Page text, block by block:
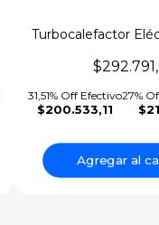
Turbocalefactor
Towerflame
31,51% Off Efectivo
$200.533,11
27%
Agregar al